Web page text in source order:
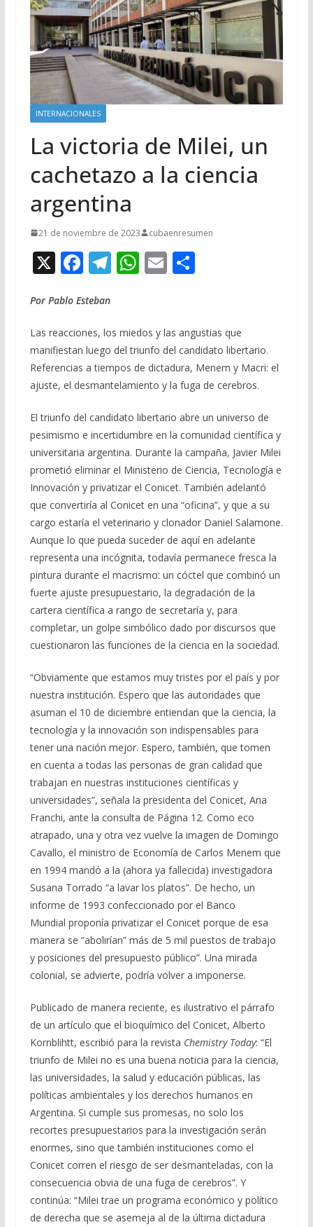
INTERNACIONALES
La victoria de Milei, un
cachetazo a la ciencia
argentina
21 de noviembre de 2023 cubaenresumen
X F
e
b
o
o
k
T
gr
a
m
W
s
A
p
p
E
l
C
p
ar
ti
r
Por Pablo Esteban
Las reacciones, los miedos y las angustias que
manifiestan luego del triunfo del candidato libertario.
Referencias a tiempos de dictadura, Menem y Macri: el
ajuste, el desmantelamiento y la fuga de cerebros.
El triunfo del candidato libertario abre un universo de
pesimismo e incertidumbre en la comunidad científica y
universitaria argentina. Durante la campaña, Javier Milei
prometió eliminar el Ministerio de Ciencia, Tecnología e
Innovación y privatizar el Conicet. También adelantó
que convertiría al Conicet en una “oficina”, y que a su
cargo estaría el veterinario y clonador Daniel Salamone.
Aunque lo que pueda suceder de aquí en adelante
representa una incógnita, todavía permanece fresca la
pintura durante el macrismo: un cóctel que combinó un
fuerte ajuste presupuestario, la degradación de la
cartera científica a rango de secretaría y, para
completar, un golpe simbólico dado por discursos que
cuestionaron las funciones de la ciencia en la sociedad.
“Obviamente que estamos muy tristes por el país y por
nuestra institución. Espero que las autoridades que
asuman el 10 de diciembre entiendan que la ciencia, la
tecnología y la innovación son indispensables para
tener una nación mejor. Espero, también, que tomen
en cuenta a todas las personas de gran calidad que
trabajan en nuestras instituciones científicas y
universidades”, señala la presidenta del Conicet, Ana
Franchi, ante la consulta de Página 12. Como eco
atrapado, una y otra vez vuelve la imagen de Domingo
Cavallo, el ministro de Economía de Carlos Menem que
en 1994 mandó a la (ahora ya fallecida) investigadora
Susana Torrado “a lavar los platos”. De hecho, un
informe de 1993 confeccionado por el Banco
Mundial proponía privatizar el Conicet porque de esa
manera se “abolirían” más de 5 mil puestos de trabajo
y posiciones del presupuesto público”. Una mirada
colonial, se advierte, podría volver a imponerse.
Publicado de manera reciente, es ilustrativo el párrafo
de un artículo que el bioquímico del Conicet, Alberto
Kornblihtt, escribió para la revista Chemistry Today: “El
triunfo de Milei no es una buena noticia para la ciencia,
las universidades, la salud y educación públicas, las
políticas ambientales y los derechos humanos en
Argentina. Si cumple sus promesas, no solo los
recortes presupuestarios para la investigación serán
enormes, sino que también instituciones como el
Conicet corren el riesgo de ser desmanteladas, con la
consecuencia obvia de una fuga de cerebros”. Y
continúa: “Milei trae un programa económico y político
de derecha que se asemeja al de la última dictadura